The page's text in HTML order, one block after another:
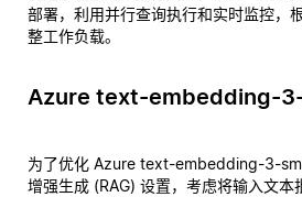
部署，利用并行查询执行和实时监控，
整工作负载。
Azure text-embedding-
为了优化 Azure text-embedding-3-
增强生成 (RAG) 设置，考虑将输入文本